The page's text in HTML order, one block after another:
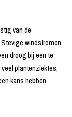
van de
windstromen
droog bij een te
plantenziektes,
kans hebben.